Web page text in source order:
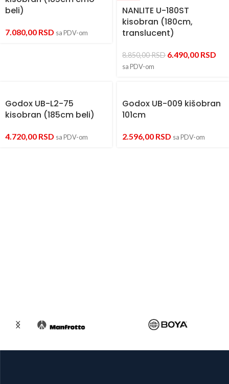
beli)
7.080,00 RSD sa PDV-om
NANLITE U-180ST
kisobran (180cm,
translucent)
8.850,00RSD 6.490,00 RSD
sa PDV-om
Godox UB-L2-75
kisobran (185cm beli)
4.720,00 RSD sa PDV-om
Godox UB-009 kišobran
101cm
2.596,00 RSD sa PDV-om